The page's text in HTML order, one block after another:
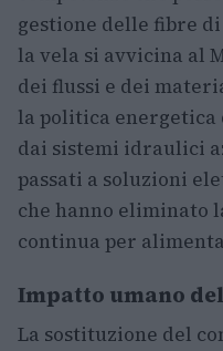
gestione delle fibre
la vela si avvicina al
dei flussi e dei
la politica energetica
dai sistemi idraulici
passati a soluzioni
che hanno eliminato
continua per
Impatto umano
La sostituzione del